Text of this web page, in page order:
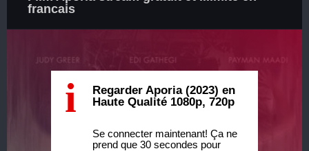
francais
i
Regarder Aporia (2023) en
Haute Qualité 1080p, 720p
Se connecter maintenant! Ça ne
prend que 30 secondes pour